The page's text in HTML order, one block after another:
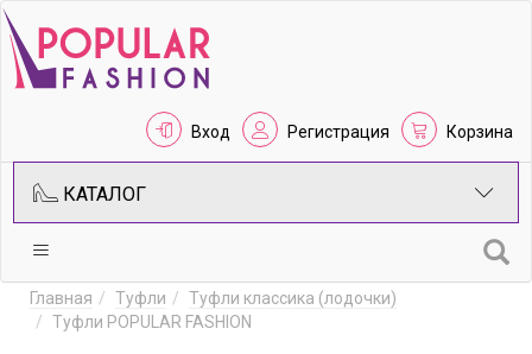
Вход Регистрация Корзина
КАТАЛОГ
Главная Туфли
Туфли классика (лодочки)
Туфли POPULAR FASHION